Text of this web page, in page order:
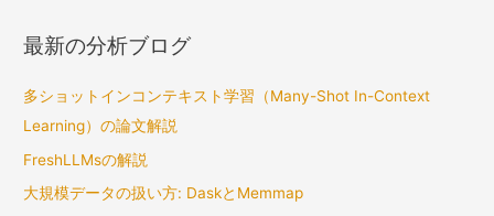
最新の分析ブログ
多ショットインコンテキスト学習（Many-Shot In-Context
Learning）の論文解説
FreshLLMsの解説
大規模データの扱い方: DaskとMemmap